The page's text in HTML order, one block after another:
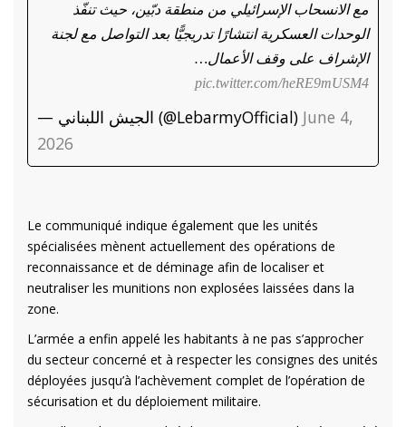
مع الانسحاب الإسرائيلي من منطقة دبّين، حيث تنفّذ
الوحدات العسكرية انتشارًا تدريجيًّا بعد التواصل مع لجنة
الإشراف على وقف الأعمال…
pic.twitter.com/heRE9mUSM4
— الجيش اللبناني (@LebarmyOfficial) June 4,
2026
Le communiqué indique également que les unités
spécialisées mènent actuellement des opérations de
reconnaissance et de déminage afin de localiser et
neutraliser les munitions non explosées laissées dans la
zone.
L’armée a enfin appelé les habitants à ne pas s’approcher
du secteur concerné et à respecter les consignes des unités
déployées jusqu’à l’achèvement complet de l’opération de
sécurisation et du déploiement militaire.